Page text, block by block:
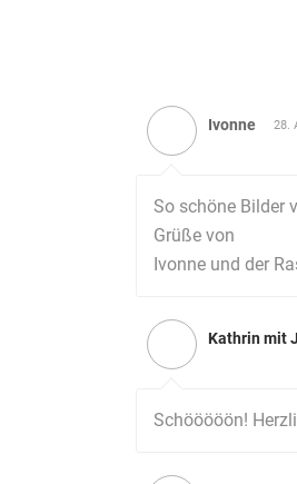
Ivonne 28.
So schöne Bilder
Grüße von
Ivonne und der
Kathrin mit
Schööööön!